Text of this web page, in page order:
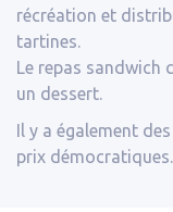
récréation et
tartines.
Le repas sandwich
un dessert.
Il y a également des
prix démocratiques.